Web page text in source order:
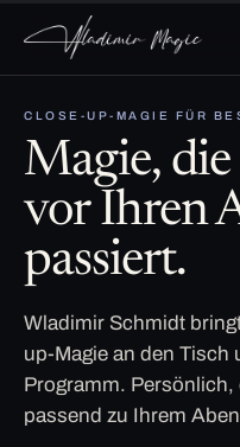
CLOSE-UP-MAGIE FÜR
Magie,
vor Ihren
passiert.
Wladimir Schmidt
up-Magie an den Tisch
Programm. Persönlich,
passend zu Ihrem